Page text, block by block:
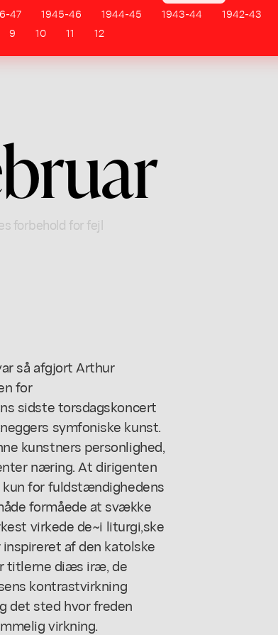
47 1945-46 1944-45 1943-44 1942-43
9 10 11 12
forbehold for fejl
så afgjort Arthur
for
sidste torsdagskoncert
symfoniske kunst.
kunstners personlighed,
næring. At dirigenten
kun for fuldstændighedens
formåede at svække
virkede de~i liturgi,ske
af den katolske
titlerne diæs iræ, de
kontrastvirkning
det sted hvor freden
virkning.